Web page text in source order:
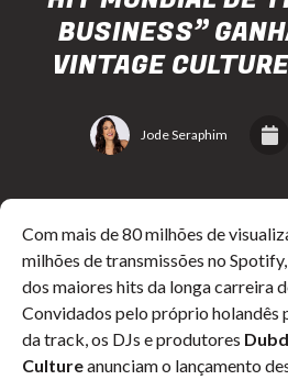
BUSINESS”
VINTAGE
Jode Seraphim
Com mais de 80 milhões de
milhões de transmissões no Spotify,
dos maiores hits da longa carreira
Convidados pelo próprio holandês
da track, os DJs e produtores
Cultureanunciam o lançamento